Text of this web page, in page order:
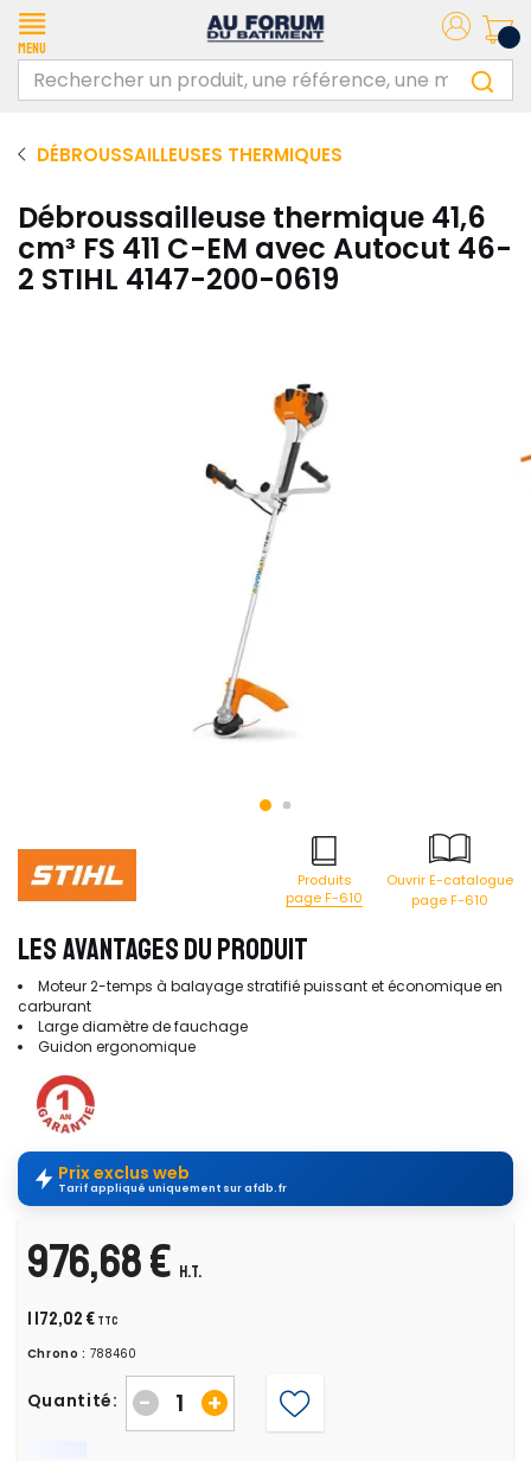
Menu
DÉBROUSSAILLEUSES THERMIQUES
Débroussailleuse thermique 41,6
cm³ FS 411 C-EM avec Autocut 46-
2 STIHL 4147-200-0619
Produits
page F-610
Ouvrir E-catalogue
page F-610
LES AVANTAGES DU PRODUIT
Moteur 2-temps à balayage stratifié puissant et économique en
carburant
Large diamètre de fauchage
Guidon ergonomique
Prix exclus web
Tarif appliqué uniquement sur afdb.fr
976,68 € H.T.
1 172,02 € TTC
Chrono : 788460
Quantité: +
-